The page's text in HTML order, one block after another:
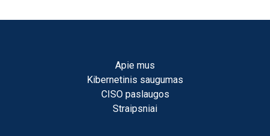
Apie mus
Kibernetinis saugumas
CISO paslaugos
Straipsniai